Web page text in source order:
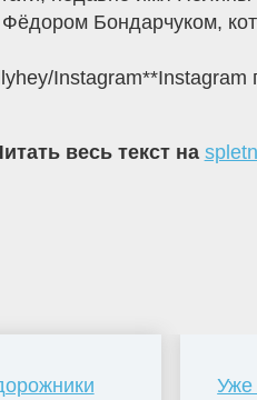
Бондарчуком,
Instagram**Instagram
весь текст на
Уже